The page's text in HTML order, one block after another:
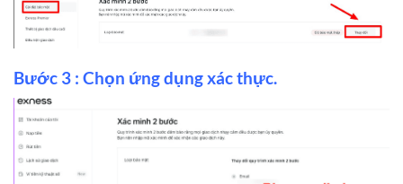
Bước 3 : Chọn ứng dụng xác thực.